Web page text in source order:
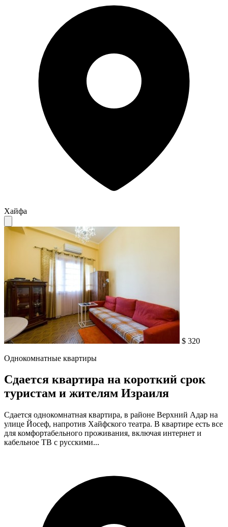
Хайфа
$ 320
Однокомнатные квартиры
Сдается квартира на короткий срок
туристам и жителям Израиля
Сдается однокомнатная квартира, в районе Верхний Адар на
улице Йосеф, напротив Хайфского театра. В квартире есть все
для комфортабельного проживания, включая интернет и
кабельное ТВ с русскими...